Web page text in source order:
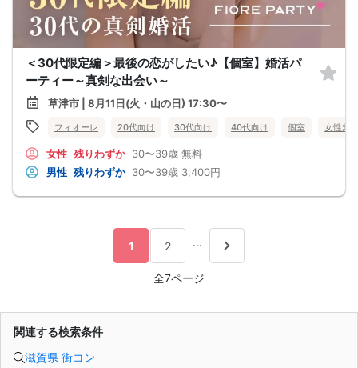
＜30代限定編＞最後の恋がしたい♪【個室】婚活パ
ーティー～真剣な出会い～
草津市 | 8月11日(火・山の日) 17:30〜
フィオーレ 20代向け 30代向け 40代向け 個室 女性無
女性 残りわずか 30〜39歳 無料
男性 残りわずか 30〜39歳 3,400円
1 2 ...
全7ページ
関連する検索条件
滋賀県 街コン